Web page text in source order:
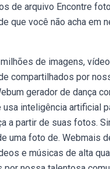
de arquivo Encontre
que você não acha em
de imagens,
compartilhados por
gerador de dança
usa inteligência artificial
a partir de suas fotos.
uma foto de. Webmais
e músicas de alta